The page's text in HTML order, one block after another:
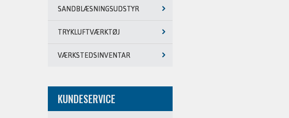
SANDBLÆSNINGSUDSTYR
TRYKLUFTVÆRKTØJ
VÆRKSTEDSINVENTAR
KUNDESERVICE